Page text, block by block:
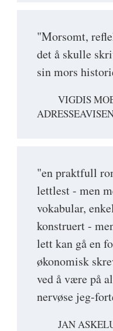
"Morsomt,
det å skulle
sin mors
VIGDIS
"en praktfull
lettlest - men
vokabular,
konstruert -
lett kan gå en
økonomisk
ved å være på
nervøse jeg-
JAN